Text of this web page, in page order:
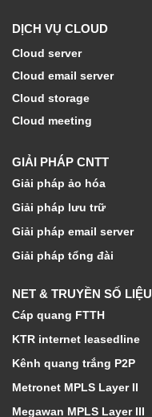
DỊCH VỤ CLOUD
Cloud server
Cloud email server
Cloud storage
Cloud meeting
GIẢI PHÁP CNTT
Giải pháp ảo hóa
Giải pháp lưu trữ
Giải pháp email server
Giải pháp tổng đài
NET & TRUYỀN SỐ LIỆU
Cáp quang FTTH
KTR internet leasedline
Kênh quang trắng P2P
Metronet MPLS Layer II
Megawan MPLS Layer III